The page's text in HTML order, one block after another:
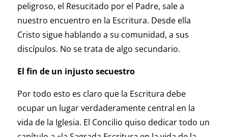
peligroso, el Resucitado por el Padre, sale a
nuestro encuentro en la Escritura. Desde ella
Cristo sigue hablando a su comunidad, a sus
discípulos. No se trata de algo secundario.
El fin de un injusto secuestro
Por todo esto es claro que la Escritura debe
ocupar un lugar verdaderamente central en la
vida de la Iglesia. El Concilio quiso dedicar todo un